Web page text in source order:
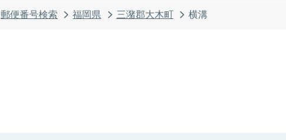
郵便番号検索 福岡県 三潴郡大木町 横溝